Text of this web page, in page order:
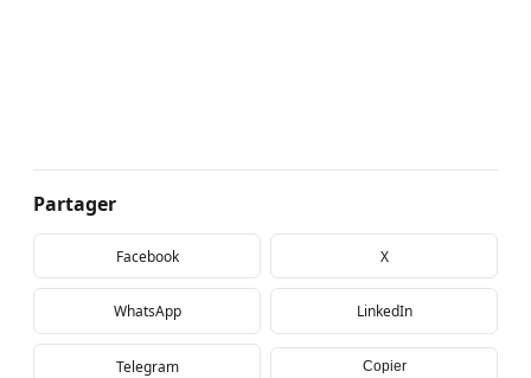
Partager
Facebook X
WhatsApp LinkedIn
Telegram Copier